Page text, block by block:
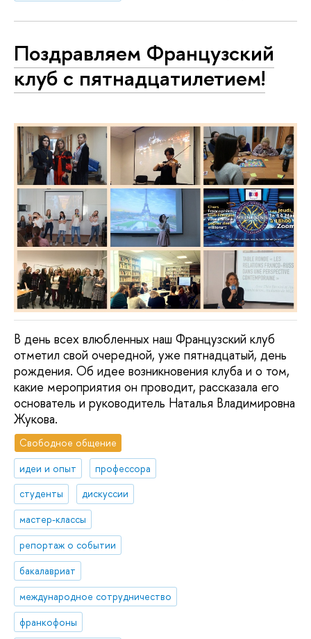
Поздравляем Французский
клуб с пятнадцатилетием!
В день всех влюбленных наш Французский клуб
отметил свой очередной, уже пятнадцатый, день
рождения. Об идее возникновения клуба и о том,
какие мероприятия он проводит, рассказала его
основатель и руководитель Наталья Владимировна
Жукова.
Свободное общение
идеи и опыт
профессора
студенты
дискуссии
мастер-классы
репортаж о событии
бакалавриат
международное сотрудничество
франкофоны